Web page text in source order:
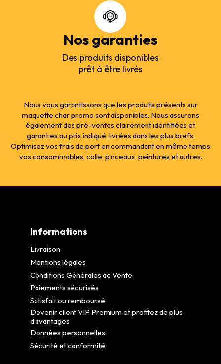
Nos garanties
Des produits disponibles
prêt à être livrés
Nous vous garantissons que les produits présents sur
maquette char promo sont disponibles. Nous assurons
également des pré-ventes clairement identifiées et
garanties au prix indiqué, livrées dans les plus brefs.
Optimisez vos frais de port en commandant en même temps
vos consommables, colle, pinceaux, peintures et autres.
Informations
Livraison
Mentions légales
Conditions Générales de Vente
Paiements sécurisés
Satisfait ou remboursé
Devenir client VIP Premium et profitez de plus
d’avantages
Données personnelles
Sécurité et conformité